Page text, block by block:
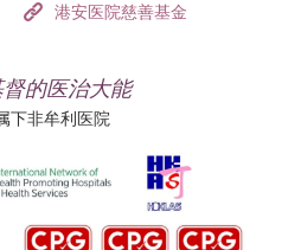
港安医院慈善基金
的医治大能
下非牟利医院